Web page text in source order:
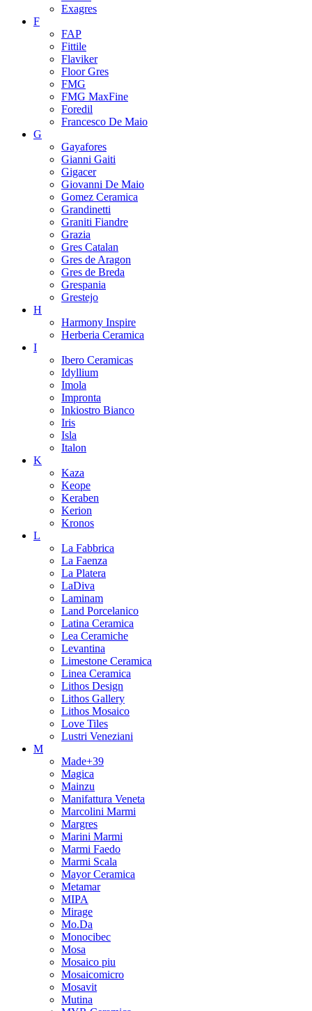
Exagres
F
FAP
Fittile
Flaviker
Floor Gres
FMG
FMG MaxFine
Foredil
Francesco De Maio
G
Gayafores
Gianni Gaiti
Gigacer
Giovanni De Maio
Gomez Ceramica
Grandinetti
Graniti Fiandre
Grazia
Gres Catalan
Gres de Aragon
Gres de Breda
Grespania
Grestejo
H
Harmony Inspire
Herberia Ceramica
I
Ibero Ceramicas
Idyllium
Imola
Impronta
Inkiostro Bianco
Iris
Isla
Italon
K
Kaza
Keope
Keraben
Kerion
Kronos
L
La Fabbrica
La Faenza
La Platera
LaDiva
Laminam
Land Porcelanico
Latina Ceramica
Lea Ceramiche
Levantina
Limestone Ceramica
Linea Ceramica
Lithos Design
Lithos Gallery
Lithos Mosaico
Love Tiles
Lustri Veneziani
M
Made+39
Magica
Mainzu
Manifattura Veneta
Marcolini Marmi
Margres
Marini Marmi
Marmi Faedo
Marmi Scala
Mayor Ceramica
Metamar
MIPA
Mirage
Mo.Da
Monocibec
Mosa
Mosaico piu
Mosaicomicro
Mosavit
Mutina